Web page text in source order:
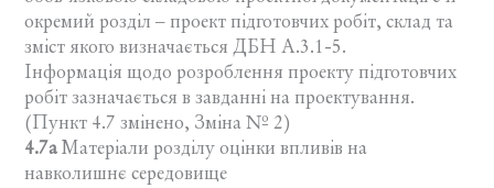
окремий розділ – проект підготовчих робіт, склад та
зміст якого визначається ДБН А.3.1-5.
Інформація щодо розроблення проекту підготовчих
робіт зазначається в завданні на проектування.
(Пункт 4.7 змінено, Зміна № 2)
4.7а Матеріали розділу оцінки впливів на
навколишнє середовище